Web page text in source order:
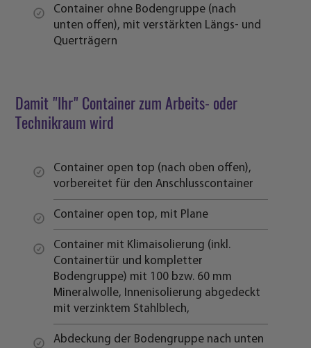
Container ohne Bodengruppe (nach
unten offen), mit verstärkten Längs- und
Querträgern
Damit "Ihr" Container zum Arbeits- oder
Technikraum wird
Container open top (nach oben offen),
vorbereitet für den Anschlusscontainer
Container open top, mit Plane
Container mit Klimaisolierung (inkl.
Containertür und kompletter
Bodengruppe) mit 100 bzw. 60 mm
Mineralwolle, Innenisolierung abgedeckt
mit verzinktem Stahlblech,
Abdeckung der Bodengruppe nach unten